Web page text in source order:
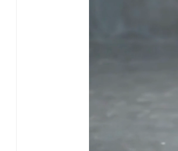
Aytemas Neon Renkli Askılı Elbise, sahip